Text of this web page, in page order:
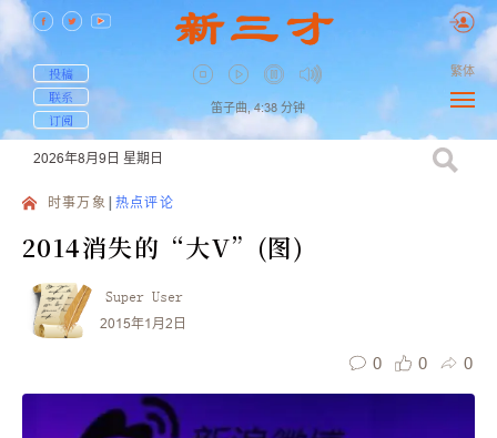
投稿
联系
订阅
笛子曲, 4:38 分钟
繁体
2026年8月9日 星期日
时事万象 热点评论
2014消失的“大V”(图)
Super User
2015年1月2日
0 0 0